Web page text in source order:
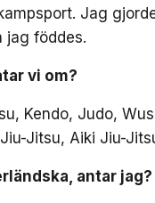
Jag
jag föddes.
vi om?
Kendo, Judo,
Jitsu, Aiki Jiu-
antar jag?